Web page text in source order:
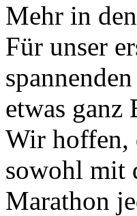
Mehr in den
Für unser
etwas ganz
Wir hoffen,
sowohl mit
Marathon